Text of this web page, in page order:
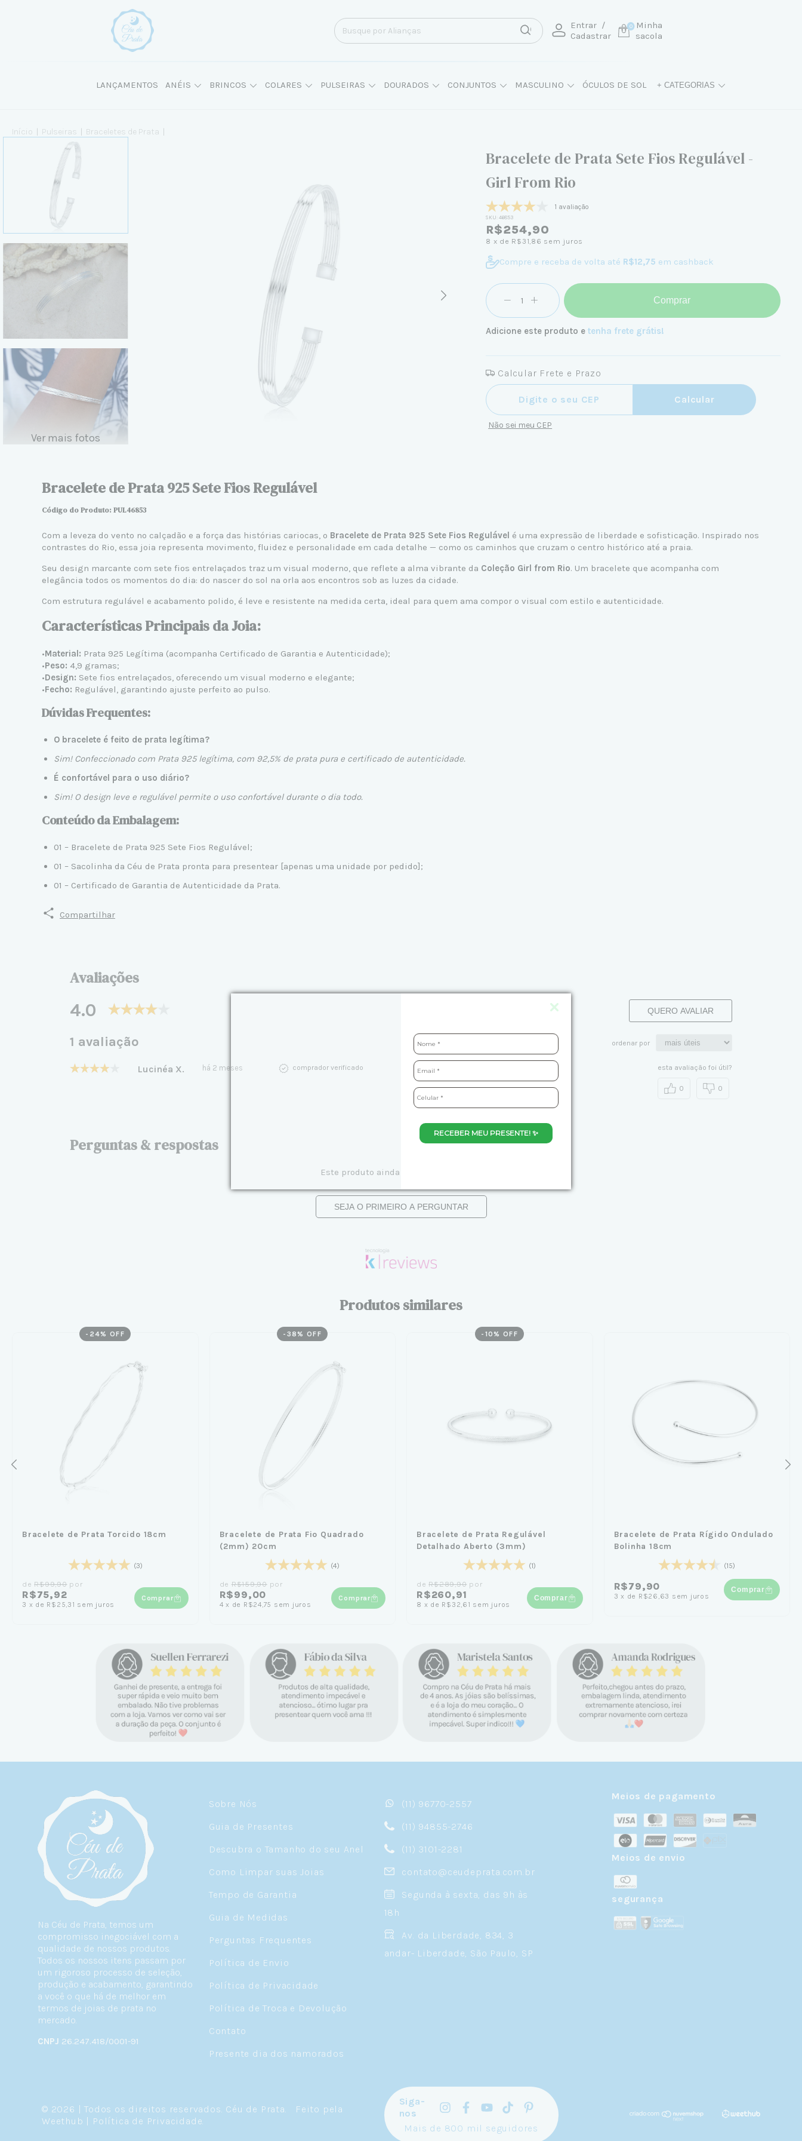
RECEBER MEU PRESENTE! ✨
Entrar /
Cadastrar
Minha
sacola
0
LANÇAMENTOS ANÉIS BRINCOS COLARES PULSEIRAS DOURADOS CONJUNTOS MASCULINO ÓCULOS DE SOL + CATEGORIAS
Início Pulseiras Braceletes de Prata
Ver mais fotos
Bracelete de Prata Sete Fios Regulável -
Girl From Rio
1 avaliação
SKU:46853
R$254,90
8 x de R$31,86 sem juros
Compre e receba de volta até R$12,75 em cashback
Comprar
Adicione este produto etenha frete grátis!
Calcular Frete e Prazo
Entregas para o CEP:
Calcular
Não sei meu CEP
Bracelete de Prata 925 Sete Fios Regulável
Código do Produto: PUL46853
Com a leveza do vento no calçadão e a força das histórias cariocas, o Bracelete de Prata 925 Sete Fios Regulável é uma expressão de liberdade e sofisticação. Inspirado nos
contrastes do Rio, essa joia representa movimento, fluidez e personalidade em cada detalhe — como os caminhos que cruzam o centro histórico até a praia.
Seu design marcante com sete fios entrelaçados traz um visual moderno, que reflete a alma vibrante da Coleção Girl from Rio. Um bracelete que acompanha com
elegância todos os momentos do dia: do nascer do sol na orla aos encontros sob as luzes da cidade.
Com estrutura regulável e acabamento polido, é leve e resistente na medida certa, ideal para quem ama compor o visual com estilo e autenticidade.
Características Principais da Joia:
•Material: Prata 925 Legítima (acompanha Certificado de Garantia e Autenticidade);
•Peso: 4,9 gramas;
•Design: Sete fios entrelaçados, oferecendo um visual moderno e elegante;
•Fecho: Regulável, garantindo ajuste perfeito ao pulso.
Dúvidas Frequentes:
O bracelete é feito de prata legítima?
Sim! Confeccionado com Prata 925 legítima, com 92,5% de prata pura e certificado de autenticidade.
É confortável para o uso diário?
Sim! O design leve e regulável permite o uso confortável durante o dia todo.
Conteúdo da Embalagem:
01 – Bracelete de Prata 925 Sete Fios Regulável;
01 – Sacolinha da Céu de Prata pronta para presentear [apenas uma unidade por pedido];
01 – Certificado de Garantia de Autenticidade da Prata.
Compartilhar
Avaliações
4.0 QUERO AVALIAR
1 avaliação ordenar por
Lucinéa X. há 2 meses comprador verificado esta avaliação foi útil?
0 0
Perguntas & respostas
Este produto ainda não tem perguntas
SEJA O PRIMEIRO A PERGUNTAR
Produtos similares
- 24% OFF
Bracelete de Prata Torcido 18cm
(3)
deR$99,90por
R$75,92
3 x de R$25,31 sem juros
Comprar
- 38 % OFF
Bracelete de Prata Fio Quadrado
(2mm) 20cm
(4)
de R$159,90por
R$99,00
4 x de R$24,75 sem juros
Comprar
- 10 % OFF
Bracelete de Prata Regulável
Detalhado Aberto (3mm)
(1)
deR$289,90 por
R$260,91
8 x de R$32,61 sem juros
Comprar
Bracelete de Prata Rígido Ondulado
Bolinha 18cm
(15)
R$79,90
3 x de R$26,63 sem juros
Comprar
Na Céu de Prata, temos um
compromisso inegociável com a
qualidade de nossos produtos.
Todos os nossos itens passam por
um rigoroso processo de seleção,
produção e acabamento, garantindo
a você o que há de melhor em
termos de joias de prata no
mercado.
CNPJ 26.247.418/0001-91
Sobre Nós
Guia de Presentes
Descubra o Tamanho do seu Anel
Como Limpar suas Joias
Tempo de Garantia
Guia de Medidas
Perguntas Frequentes
Política de Envio
Política de Privacidade
Política de Troca e Devolução
Contato
Presente dia dos namorados
(11) 96770-2557
(11) 94855-2746
(11) 3101-2281
contato@ceudeprata.com.br
Segunda à sexta, das 9h às
18h
Av. da Liberdade, 834, 3
andar- Liberdade, São Paulo, SP
Meios de pagamento
Meios de envio
segurança
© 2026 | Todos os direitos reservados. Céu de Prata
Feito pela
Weethub | Política de Privacidade
Siga-
nos
Mais de 800 mil seguidores